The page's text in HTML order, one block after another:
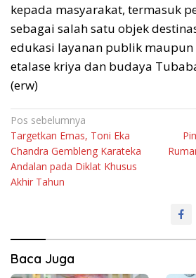
kepada masyarakat, termasuk
sebagai salah satu objek
edukasi layanan publik maupun
etalase kriya dan budaya
(erw)
Navigasi
pos
Pos sebelumnya
Targetkan Emas, Toni Eka
Chandra Gembleng Karateka
Andalan pada Diklat Khusus
Akhir Tahun
Baca Juga